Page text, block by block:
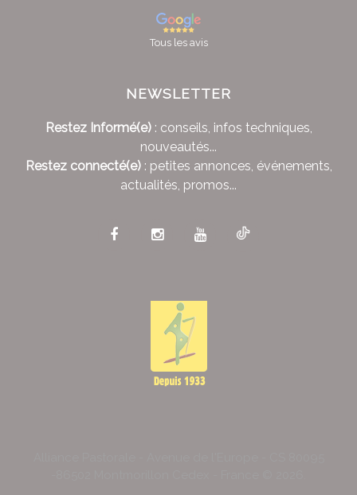
Tous les avis
NEWSLETTER
Restez Informé(e): conseils, infos techniques,
nouveautés...
Restez connecté(e): petites annonces, événements,
actualités, promos...